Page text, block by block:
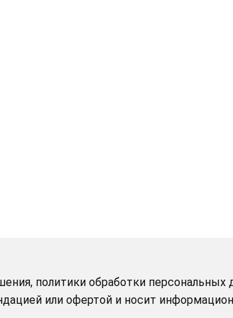
политики обработки
или офертой и носит